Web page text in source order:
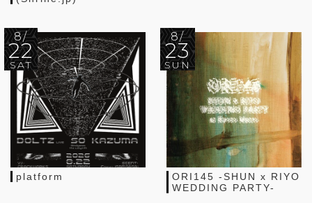
8/
22
SAT
platform
8/
23
SUN
ORI145 -SHUN x RIYO
WEDDING PARTY-